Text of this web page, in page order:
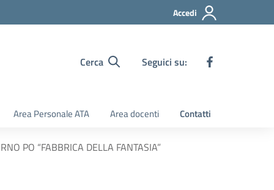
Accedi
Cerca Seguici su:
Area Personale ATA Area docenti Contatti
PO “FABBRICA DELLA FANTASIA”